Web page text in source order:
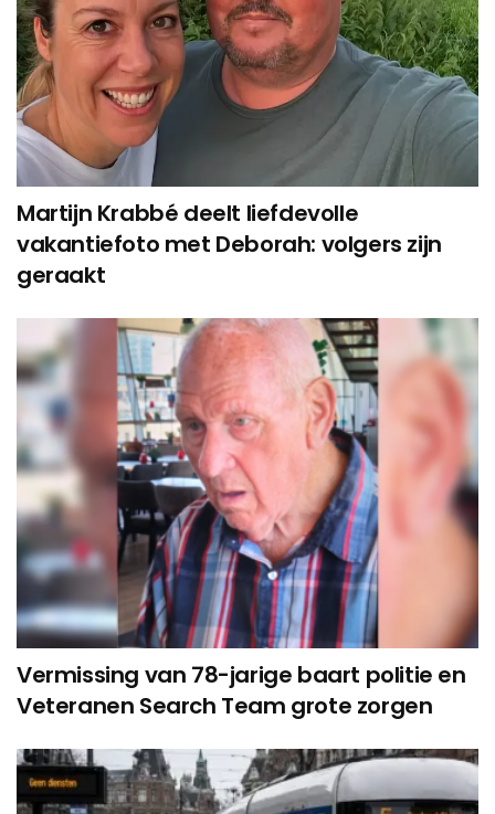
Martijn Krabbé deelt liefdevolle
vakantiefoto met Deborah: volgers zijn
geraakt
Vermissing van 78-jarige baart politie en
Veteranen Search Team grote zorgen